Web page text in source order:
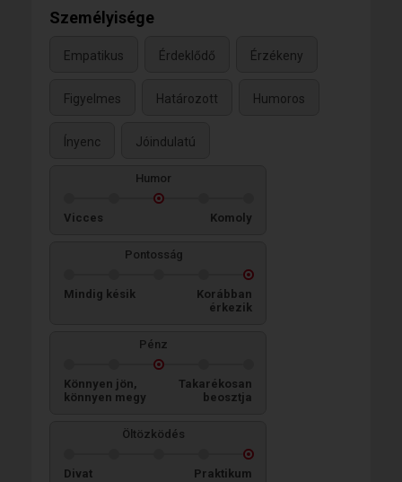
Személyisége
Empatikus Érdeklődő Érzékeny
Figyelmes Határozott Humoros
Ínyenc Jóindulatú
Humor
Vicces Komoly
Pontosság
Mindig késik
Korábban
érkezik
Pénz
Könnyen jön,
könnyen megy
Takarékosan
beosztja
Öltözködés
Divat Praktikum